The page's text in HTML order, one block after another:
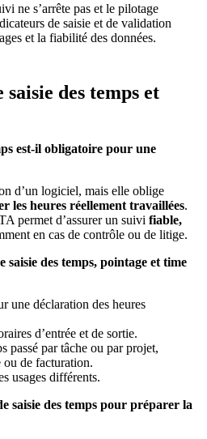
ne s’arrête pas et le pilotage
de saisie et de validation
et la fiabilité des données.
des temps et
est-il obligatoire pour une
d’un logiciel, mais elle oblige
les heures réellement travaillées.
permet d’assurer un suivi fiable,
en cas de contrôle ou de litige.
saisie des temps, pointage et time
une déclaration des heures
d’entrée et de sortie.
passé par tâche ou par projet,
ou de facturation.
usages différents.
saisie des temps pour préparer la